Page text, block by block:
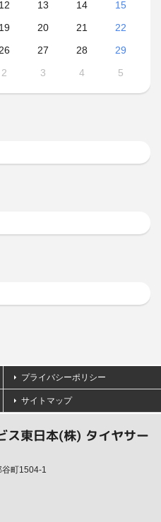
12 13 14
15
19 20 21
22
26 27 28
29
2 3 4 5
プライバシーポリシー
サイトマップ
ス東日本(株) タイヤサー
町1504-1